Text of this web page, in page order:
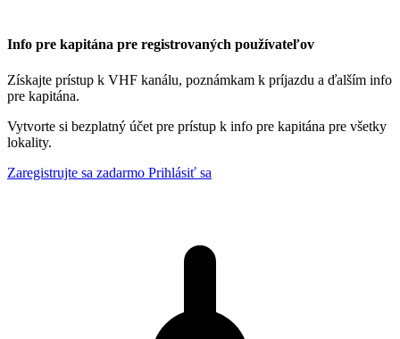
Info pre kapitána pre registrovaných používateľov
Získajte prístup k VHF kanálu, poznámkam k príjazdu a ďalším info
pre kapitána.
Vytvorte si bezplatný účet pre prístup k info pre kapitána pre všetky
lokality.
Zaregistrujte sa zadarmo Prihlásiť sa